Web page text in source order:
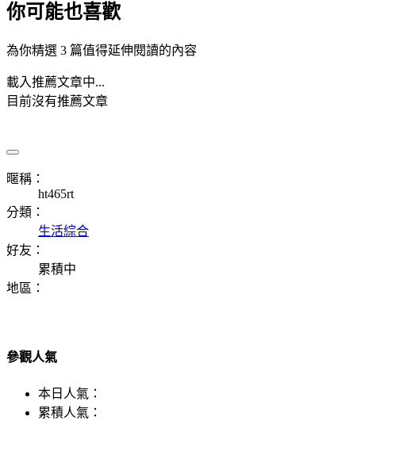
你可能也喜歡
為你精選 3 篇值得延伸閱讀的內容
載入推薦文章中...
目前沒有推薦文章
暱稱：
ht465rt
分類：
生活綜合
好友：
累積中
地區：
參觀人氣
本日人氣：
累積人氣：